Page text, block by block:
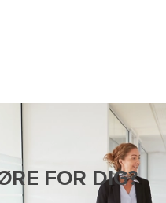
FOR DIG?